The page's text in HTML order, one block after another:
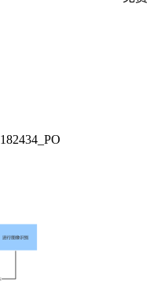
182434_PO